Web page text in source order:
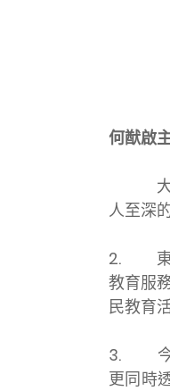
何猷啟
大家
人至深
2. 東華
教育服
民教育
3. 今天
更同時